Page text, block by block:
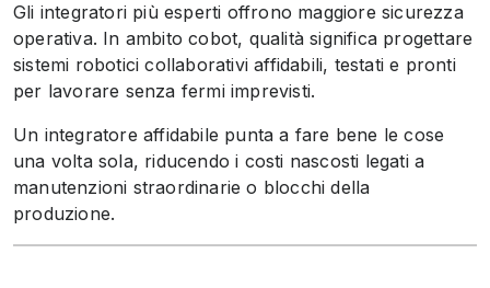
Gli integratori più esperti offrono maggiore sicurezza
operativa. In ambito cobot, qualità significa progettare
sistemi robotici collaborativi affidabili, testati e pronti
per lavorare senza fermi imprevisti.
Un integratore affidabile punta a fare bene le cose
una volta sola, riducendo i costi nascosti legati a
manutenzioni straordinarie o blocchi della
produzione.